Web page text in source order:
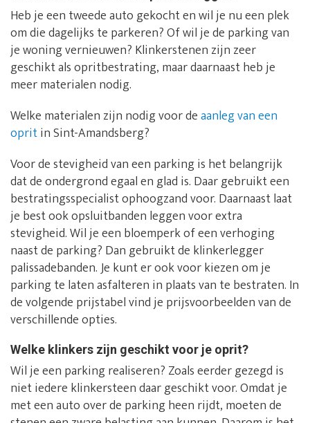
Heb je een tweede auto gekocht en wil je nu een plek
om die dagelijks te parkeren? Of wil je de parking van
je woning vernieuwen? Klinkerstenen zijn zeer
geschikt als opritbestrating, maar daarnaast heb je
meer materialen nodig.
Welke materialen zijn nodig voor deaanleg van een
opritin Sint-Amandsberg?
Voor de stevigheid van een parking is het belangrijk
dat de ondergrond egaal en glad is. Daar gebruikt een
bestratingsspecialist ophoogzand voor. Daarnaast laat
je best ook opsluitbanden leggen voor extra
stevigheid. Wil je een bloemperk of een verhoging
naast de parking? Dan gebruikt de klinkerlegger
palissadebanden. Je kunt er ook voor kiezen om je
parking te laten asfalteren in plaats van te bestraten. In
de volgende prijstabel vind je prijsvoorbeelden van de
verschillende opties.
Welke klinkers zijn geschikt voor je oprit?
Wil je een parking realiseren? Zoals eerder gezegd is
niet iedere klinkersteen daar geschikt voor. Omdat je
met een auto over de parking heen rijdt, moeten de